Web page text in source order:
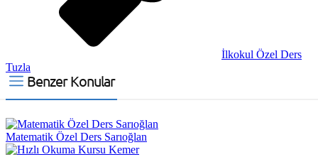
İlkokul Özel Ders
Tuzla
Benzer Konular
Matematik Özel Ders Sarıoğlan